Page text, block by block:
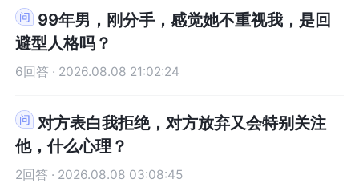
型依恋，但每个人都是独特的，也许在相处过程中
你会发现他有不一样的闪光点，或者通过与他的交
流互动，进一步了解回避型依恋人群的特点，帮助
自己更好地处理感情问题。（2）谨慎开启新感情：
前在感情中的经历，在开启新感情时可以更加注重
双方在价值观、生活目标以及处理感情问题方式上
的契合度，多花时间去观察和感受对方是否能够真
正给予你想要的感情体验，避免再次陷入不健康或
型依恋，但每个人都是独特的，也许在相处过程中
你会发现他有不一样的闪光点，或者通过与他的交
流互动，进一步了解回避型依恋人群的特点，帮助
自己更好地处理感情问题。（2）谨慎开启新感情：
前在感情中的经历，在开启新感情时可以更加注重
双方在价值观、生活目标以及处理感情问题方式上
的契合度，多花时间去观察和感受对方是否能够真
正给予你想要的感情体验，避免再次陷入不健康或
99年男，刚分手，感觉她不重视我，是回
避型人格吗？
6回答 · 2026.08.08 21:02:24
对方表白我拒绝，对方放弃又会特别关注
他，什么心理？
2回答 · 2026.08.08 03:08:45